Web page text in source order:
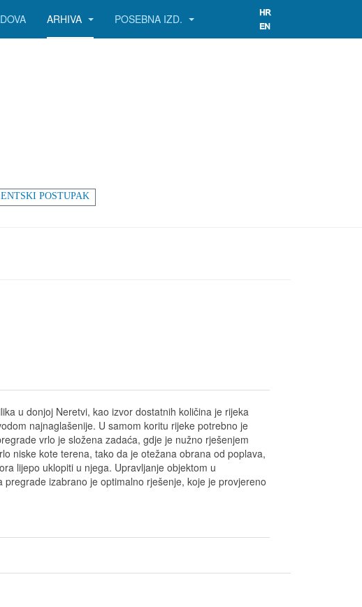
POSTUPAK
ARHIVA POSEBNA IZD.
u donjoj Neretvi, kao izvor dostatnih količina je rijeka
najnaglašenije. U samom koritu rijeke potrebno je
vrlo je složena zadaća, gdje je nužno rješenjem
niske kote terena, tako da je otežana obrana od poplava,
lijepo uklopiti u njega. Upravljanje objektom u
izabrano je optimalno rješenje, koje je provjereno